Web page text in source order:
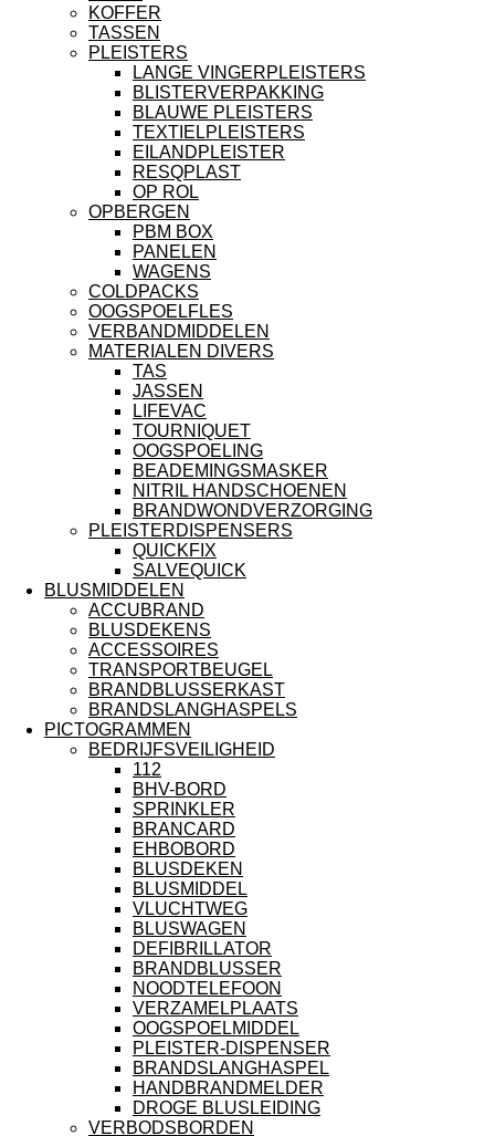
KOFFER
TASSEN
PLEISTERS
LANGE VINGERPLEISTERS
BLISTERVERPAKKING
BLAUWE PLEISTERS
TEXTIELPLEISTERS
EILANDPLEISTER
RESQPLAST
OP ROL
OPBERGEN
PBM BOX
PANELEN
WAGENS
COLDPACKS
OOGSPOELFLES
VERBANDMIDDELEN
MATERIALEN DIVERS
TAS
JASSEN
LIFEVAC
TOURNIQUET
OOGSPOELING
BEADEMINGSMASKER
NITRIL HANDSCHOENEN
BRANDWONDVERZORGING
PLEISTERDISPENSERS
QUICKFIX
SALVEQUICK
BLUSMIDDELEN
ACCUBRAND
BLUSDEKENS
ACCESSOIRES
TRANSPORTBEUGEL
BRANDBLUSSERKAST
BRANDSLANGHASPELS
PICTOGRAMMEN
BEDRIJFSVEILIGHEID
112
BHV-BORD
SPRINKLER
BRANCARD
EHBOBORD
BLUSDEKEN
BLUSMIDDEL
VLUCHTWEG
BLUSWAGEN
DEFIBRILLATOR
BRANDBLUSSER
NOODTELEFOON
VERZAMELPLAATS
OOGSPOELMIDDEL
PLEISTER-DISPENSER
BRANDSLANGHASPEL
HANDBRANDMELDER
DROGE BLUSLEIDING
VERBODSBORDEN